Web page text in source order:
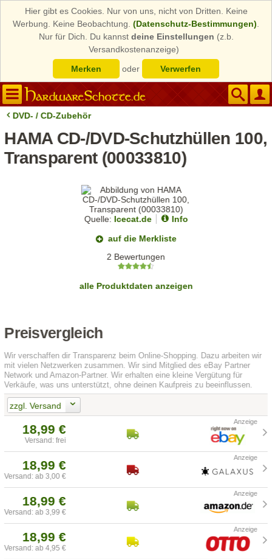
Hier gibt es Cookies. Nur von uns, nicht von Dritten. Keine
Werbung. Keine Beobachtung. (Datenschutz-Bestimmungen)
Nur für Dich. Du kannst deine Einstellungen (z.b.
Versandkostenanzeige)
Merken
oder Verwerfen
DVD- / CD-Zubehör
HAMA CD-/DVD-Schutzhüllen 100,
Transparent (00033810)
Quelle: Icecat.de
Info
auf die Merkliste
2 Bewertungen
alle Produktdaten anzeigen
Preisvergleich
Wir verschaffen dir Transparenz beim Online-Shopping. Dazu arbeiten wir
mit vielen Netzwerken zusammen. Wir sind Mitglied des eBay Partner
Network und Amazon-Partner. Wir erhalten eine kleine Vergütung für
Verkäufe, was uns unterstützt, ohne deinen Kaufpreis zu beeinflussen.
zzgl. Versand
18,99 €
Versand: frei
18,99 €
Versand: ab 3,00 €
18,99 €
Versand: ab 3,99 €
18,99 €
Versand: ab 4,95 €